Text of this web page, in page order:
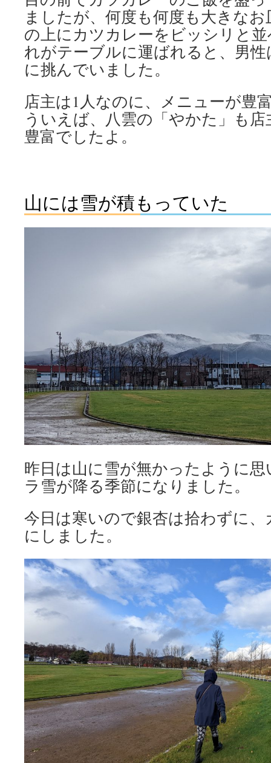
ましたが、何度も何度も大きな
の上にカツカレーをビッシリと
れがテーブルに運ばれると、男
に挑んでいました。
店主は1人なのに、メニューが豊
ういえば、八雲の「やかた」も
豊富でしたよ。
山には雪が積もっていた
昨日は山に雪が無かったように
ラ雪が降る季節になりました。
今日は寒いので銀杏は拾わずに
にしました。